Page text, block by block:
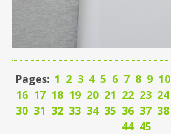
Pages: 1 2 3 4 5 6 7 8 9 10
16 17 18 19 20 21 22 23 24
30 31 32 33 34 35 36 37 38
44 45